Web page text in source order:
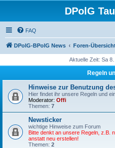
DPolG
FAQ
DPolG-BPolG News Foren-
Aktuelle Zeit: Sa
Regeln
Hinweise zur Benutzung
Hier findet ihr unsere Regeln und
Moderator: Offi
Themen: 7
Newsticker
wichtige Hinweise zum Forum
Bitte denkt an unsere Regeln, z.B.
anstatt neu erstellen!
Themen: 2